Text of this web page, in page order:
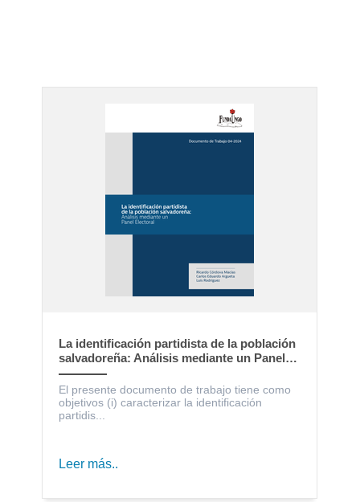
La identificación partidista de la población
salvadoreña: Análisis mediante un Panel
Electoral
El presente documento de trabajo tiene como
objetivos (i) caracterizar la identificación
partidis...
Leer más..